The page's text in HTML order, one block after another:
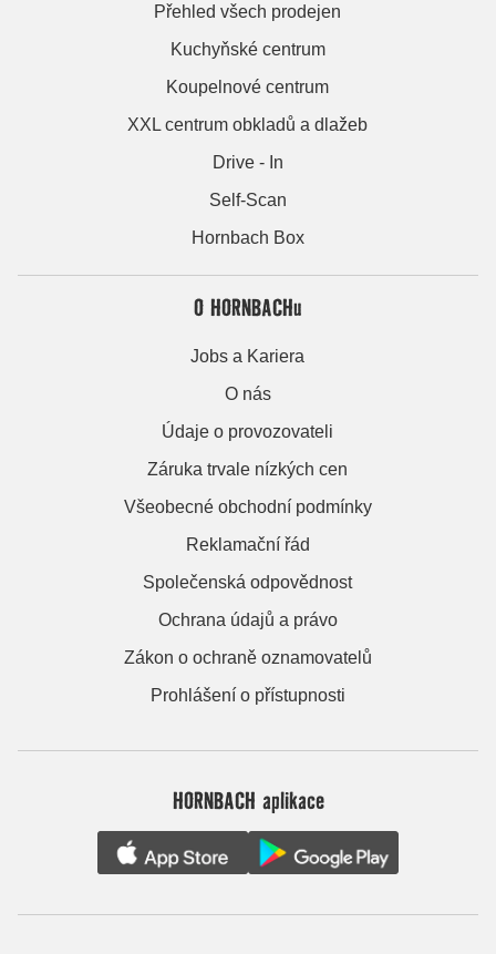
Přehled všech prodejen
Kuchyňské centrum
Koupelnové centrum
XXL centrum obkladů a dlažeb
Drive - In
Self-Scan
Hornbach Box
O HORNBACHu
Jobs a Kariera
O nás
Údaje o provozovateli
Záruka trvale nízkých cen
Všeobecné obchodní podmínky
Reklamační řád
Společenská odpovědnost
Ochrana údajů a právo
Zákon o ochraně oznamovatelů
Prohlášení o přístupnosti
HORNBACH aplikace